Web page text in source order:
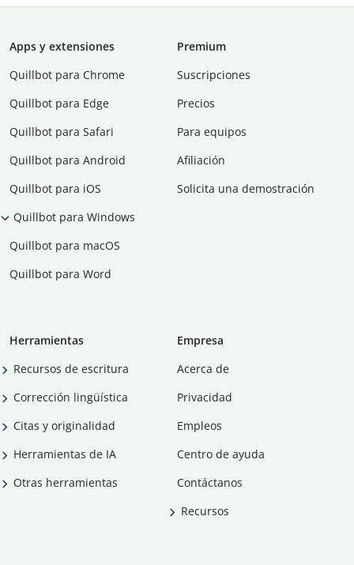
Apps y extensiones
Quillbot para Chrome
Quillbot para Edge
Quillbot para Safari
Quillbot para Android
Quillbot para iOS
Quillbot para Windows
Quillbot para macOS
Quillbot para Word
Premium
Suscripciones
Precios
Para equipos
Afiliación
Solicita una demostración
Herramientas
Recursos de escritura
Corrección lingüística
Citas y originalidad
Herramientas de IA
Otras herramientas
Empresa
Acerca de
Privacidad
Empleos
Centro de ayuda
Contáctanos
Recursos